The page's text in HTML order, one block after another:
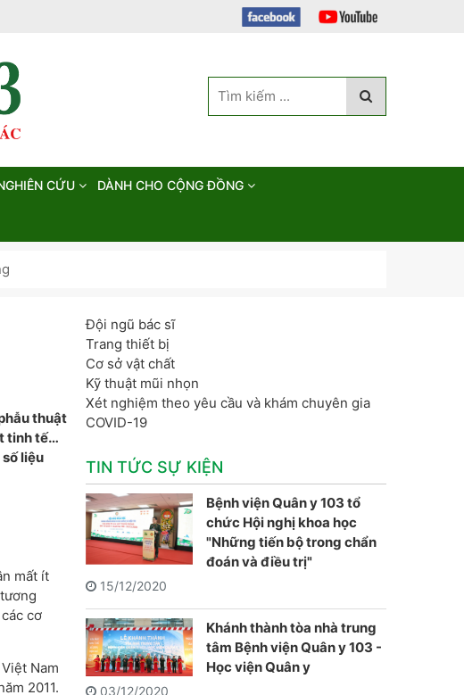
CỨU DÀNH CHO CỘNG ĐỒNG
thuật
tinh tế…
liệu
mất ít
cơ
Nam
2011.
Đội ngũ bác sĩ
Trang thiết bị
Cơ sở vật chất
Kỹ thuật mũi nhọn
Xét nghiệm theo yêu cầu và khám chuyên gia
COVID-19
TIN TỨC SỰ KIỆN
Bệnh viện Quân y 103 tổ
chức Hội nghị khoa học
"Những tiến bộ trong chẩn
đoán và điều trị"
15/12/2020
Khánh thành tòa nhà trung
tâm Bệnh viện Quân y 103 -
Học viện Quân y
03/12/2020